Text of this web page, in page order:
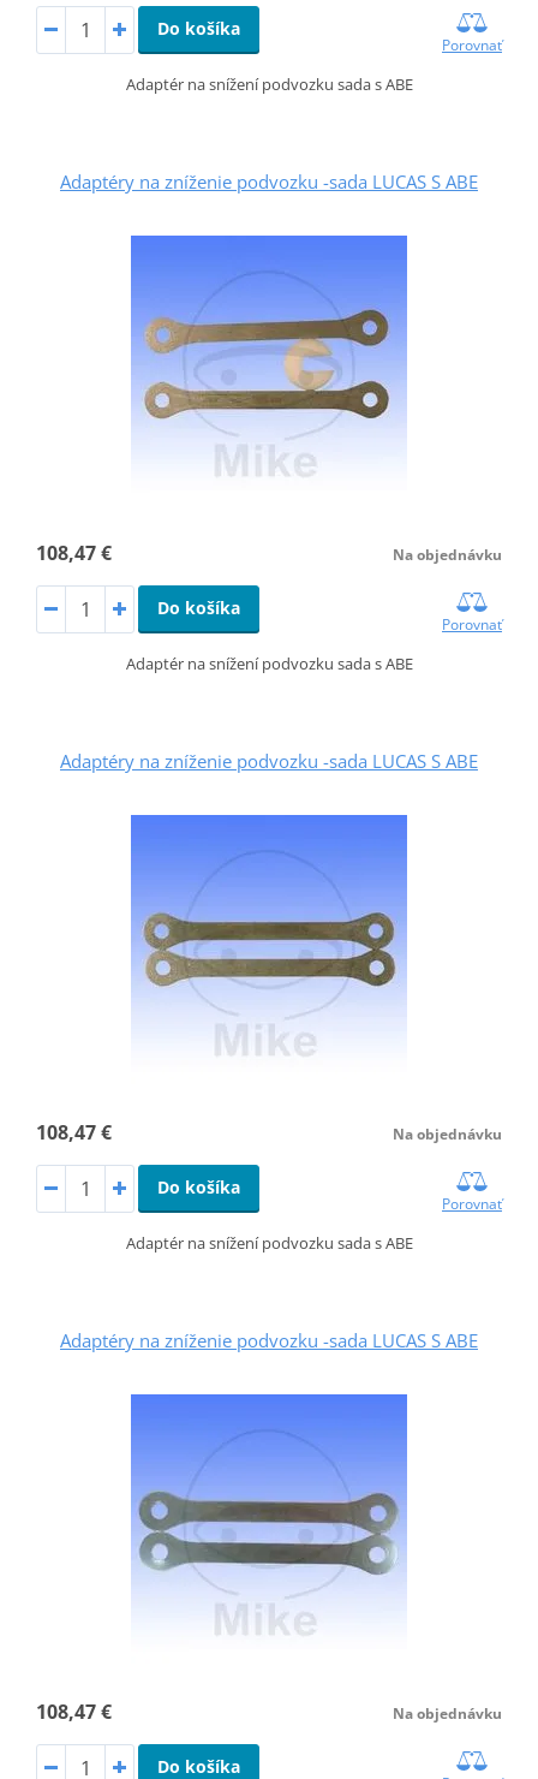
Do košíka
Porovnať
Adaptér na snížení podvozku sada s ABE
Adaptéry na zníženie podvozku -sada LUCAS S ABE
108,47 € Na objednávku
Do košíka
Porovnať
Adaptér na snížení podvozku sada s ABE
Adaptéry na zníženie podvozku -sada LUCAS S ABE
108,47 € Na objednávku
Do košíka
Porovnať
Adaptér na snížení podvozku sada s ABE
Adaptéry na zníženie podvozku -sada LUCAS S ABE
108,47 € Na objednávku
Do košíka